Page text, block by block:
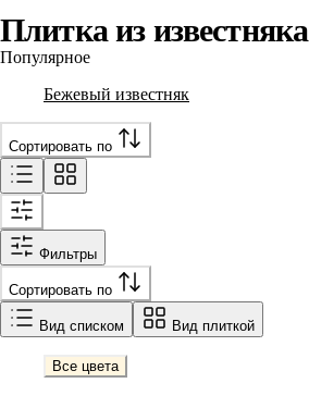
Плитка из известняка
Популярное
Бежевый известняк
Сортировать по
Фильтры
Сортировать по
Вид списком Вид плиткой
Все цвета